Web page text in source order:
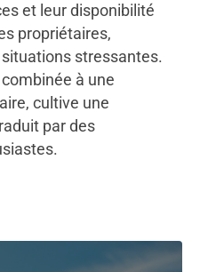
et leur disponibilité
propriétaires,
stressantes.
à une
cultive une
par des